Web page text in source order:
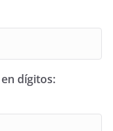
dígitos: